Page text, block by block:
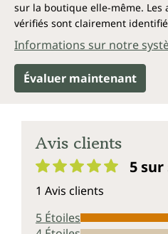
sur la boutique elle-même. Les
vérifiés sont clairement
Informations sur notre
Évaluer maintenant
Avis clients
5 sur
1 Avis clients
5 Étoiles